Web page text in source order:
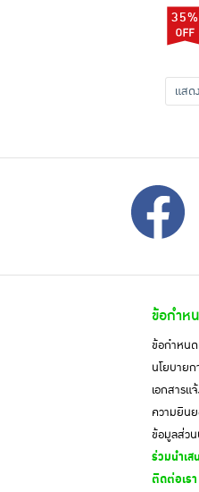
35%
แสดง
ข้อกำห
ข้อกำหนด
นโยบายก
เอกสาร
ความยินย
ข้อมูลส่ว
ร่วมนำเส
ติดต่อเรา